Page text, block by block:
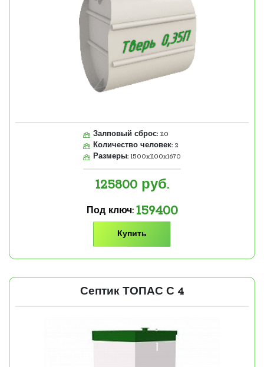
Залповый сброс: 110
Количество человек: 2
Размеры: 1500x1100x1670
125800 руб.
Под ключ: 159400
Купить
Септик ТОПАС С 4